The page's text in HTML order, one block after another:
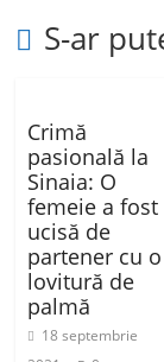
S-ar
Crimă
pasională la
Sinaia: O
femeie a fost
ucisă de
partener cu o
lovitură de
palmă
18 septembrie